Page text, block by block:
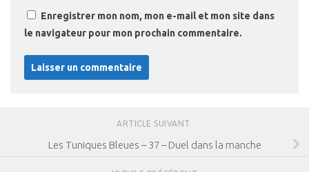
Enregistrer mon nom, mon e-mail et mon site dans
le navigateur pour mon prochain commentaire.
ARTICLE SUIVANT
Les Tuniques Bleues – 37 – Duel dans la manche